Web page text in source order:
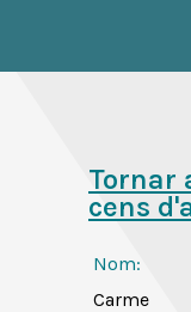
Tornar
cens
Nom:
Carme